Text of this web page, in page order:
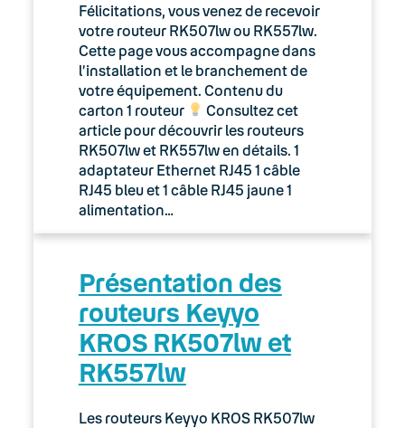
Félicitations, vous venez de recevoir
votre routeur RK507lw ou RK557lw.
Cette page vous accompagne dans
l’installation et le branchement de
votre équipement. Contenu du
carton 1 routeur
Consultez cet
article pour découvrir les routeurs
RK507lw et RK557lw en détails. 1
adaptateur Ethernet RJ45 1 câble
RJ45 bleu et 1 câble RJ45 jaune 1
alimentation…
Présentation des
routeurs Keyyo
KROS RK507lw et
RK557lw
Les routeurs Keyyo KROS RK507lw